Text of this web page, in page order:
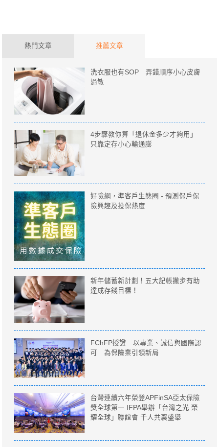
熱門文章 推薦文章
洗衣服也有SOP 弄錯順序小心皮膚
過敏
4步驟教你算「退休金多少才夠用」
只靠定存小心輸通膨
好險網，準客戶生態圈 - 預測保戶保
險興趣及投保熱度
新年儲蓄新計劃！五大記帳撇步有助
達成存錢目標！
FChFP授證 以專業、誠信與國際認
可 為保險業引領新局
台灣連續六年榮登APFinSA亞太保險
獎全球第一 IFPA舉辦「台灣之光 榮
耀全球」聯誼會 千人共襄盛舉